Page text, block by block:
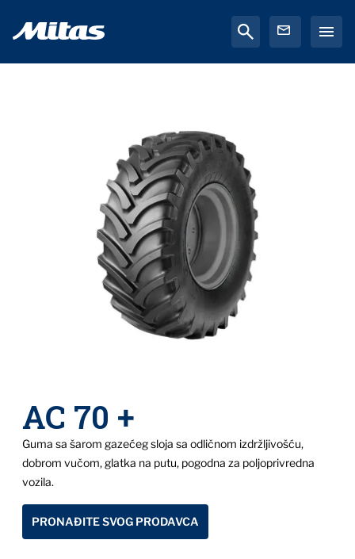
AC 70 +
Guma sa šarom gazećeg sloja sa odličnom izdržljivošću,
dobrom vučom, glatka na putu, pogodna za poljoprivredna
vozila.
PRONAĐITE SVOG PRODAVCA